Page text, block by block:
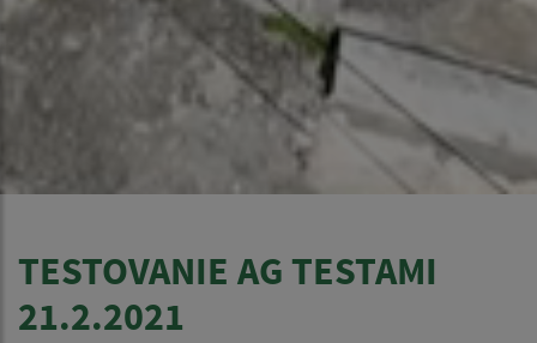
TESTOVANIE AG TESTAMI
21.2.2021